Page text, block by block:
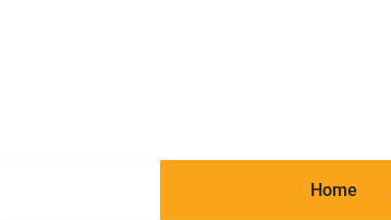
Home